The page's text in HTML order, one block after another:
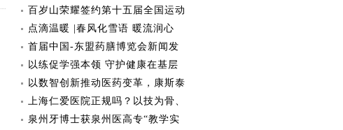
百岁山荣耀签约第十五届全国运动
点滴温暖 |春风化雪语 暖流润心
首届中国-东盟药膳博览会新闻发
以练促学强本领 守护健康在基层
以数智创新推动医药变革，康斯泰
上海仁爱医院正规吗？以技为骨、
泉州牙博士获泉州医高专“教学实